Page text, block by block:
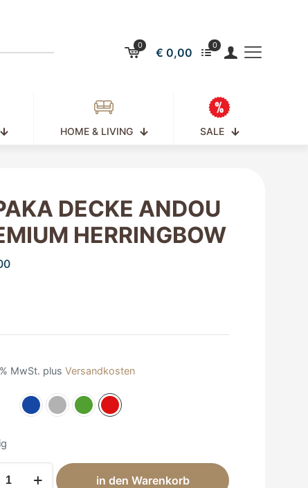
0
€ 0,00
0
HOME & LIVING SALE
DECKE ANDOU
HERRINGBOW
MwSt. plus Versandkosten
in den Warenkorb